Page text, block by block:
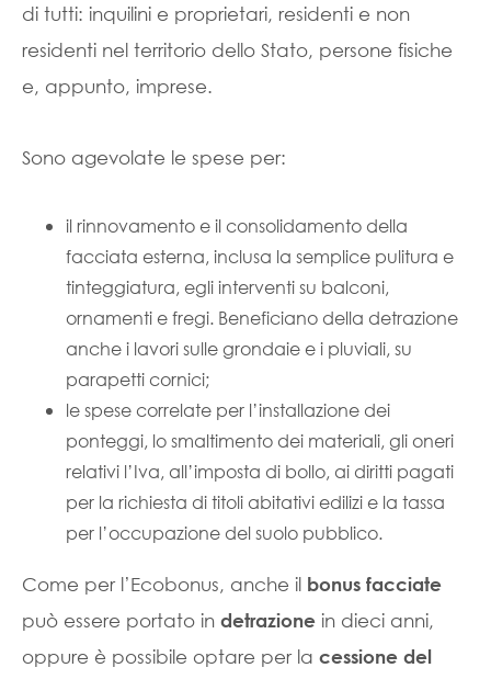
di tutti: inquilini e proprietari, residenti e non
residenti nel territorio dello Stato, persone fisiche
e, appunto, imprese.
Sono agevolate le spese per:
il rinnovamento e il consolidamento della
facciata esterna, inclusa la semplice pulitura e
tinteggiatura, egli interventi su balconi,
ornamenti e fregi. Beneficiano della detrazione
anche i lavori sulle grondaie e i pluviali, su
parapetti cornici;
le spese correlate per l’installazione dei
ponteggi, lo smaltimento dei materiali, gli oneri
relativi l’Iva, all’imposta di bollo, ai diritti pagati
per la richiesta di titoli abitativi edilizi e la tassa
per l’occupazione del suolo pubblico.
Come per l’Ecobonus, anche il bonus facciate
può essere portato in detrazione in dieci anni,
oppure è possibile optare per la cessione del